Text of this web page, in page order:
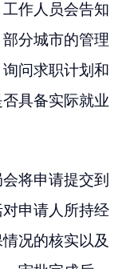
作人员会告知
分城市的管理
问求职计划和
具备实际就业
将申请提交到
申请人所持经
况的核实以及